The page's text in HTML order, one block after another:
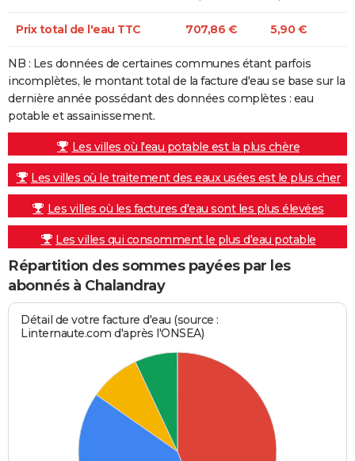
Prix total de l'eau TTC 707,86 € 5,90 €
NB : Les données de certaines communes étant parfois
incomplètes, le montant total de la facture d'eau se base sur la
dernière année possédant des données complètes : eau
potable et assainissement.
Les villes où l'eau potable est la plus chère
Les villes où le traitement des eaux usées est le plus cher
Les villes où les factures d'eau sont les plus élevées
Les villes qui consomment le plus d'eau potable
Répartition des sommes payées par les
abonnés à Chalandray
Détail de votre facture d'eau (source :
Linternaute.com d'après l'ONSEA)